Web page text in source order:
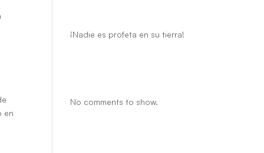
en
¡Nadie es profeta en su tierra!
No comments to show.